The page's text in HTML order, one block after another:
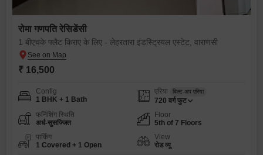
रोमा गणपति रेसिडेंसी
1 बीएचके फ्लैट किराए के लिए - लेहरतारा इंडस्ट्रियल एस्टेट, वाराणसी
₹ 16,500
Config
1 BHK + 1 Bath
एरिया बिल्ट-अप एरिया
720 वर्ग फुट
फर्निशिंग स्थिति
अर्ध-सुसज्जित
Floor
5th of 7 Floors
पार्किंग
1 Covered + 1 Open
View
रोड व्यू